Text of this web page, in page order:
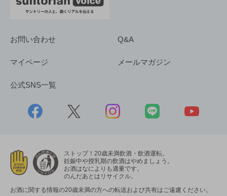
お問い合わせ Q&A
マイページ メールマガジン
公式SNS一覧
ストップ！20歳未満飲酒・飲酒運転。
妊娠中や授乳期の飲酒はやめましょう。
お酒はなによりも適量です。
のんだあとはリサイクル。
お酒に関する情報の20歳未満の方への転送および共有はご遠慮ください。